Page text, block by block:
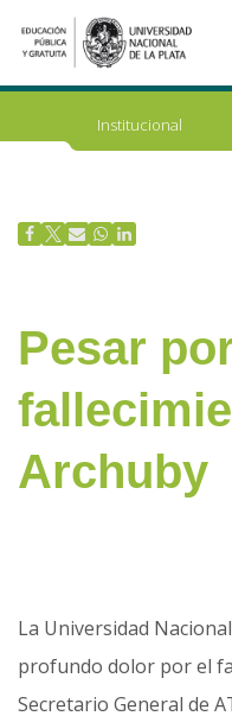
Ir
al
Institucional
Pesar
Archuby
La Universidad
profundo dolor por el
Secretario General de